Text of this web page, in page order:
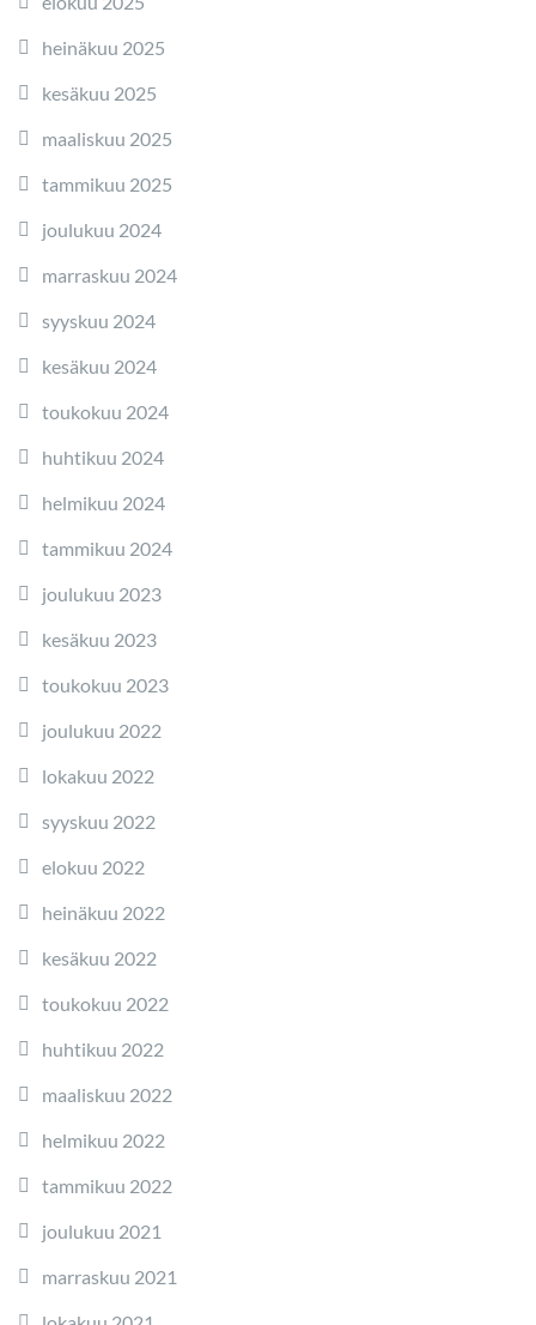
heinäkuu 2025
kesäkuu 2025
maaliskuu 2025
tammikuu 2025
joulukuu 2024
marraskuu 2024
syyskuu 2024
kesäkuu 2024
toukokuu 2024
huhtikuu 2024
helmikuu 2024
tammikuu 2024
joulukuu 2023
kesäkuu 2023
toukokuu 2023
joulukuu 2022
lokakuu 2022
syyskuu 2022
elokuu 2022
heinäkuu 2022
kesäkuu 2022
toukokuu 2022
huhtikuu 2022
maaliskuu 2022
helmikuu 2022
tammikuu 2022
joulukuu 2021
marraskuu 2021